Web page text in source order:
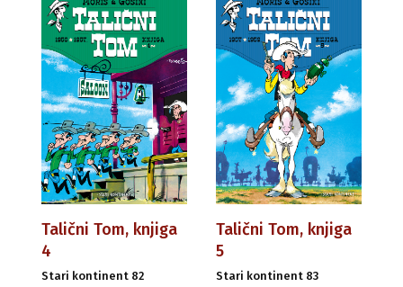
Talični Tom, knjiga
4
Stari kontinent 82
Talični Tom, knjiga
5
Stari kontinent 83